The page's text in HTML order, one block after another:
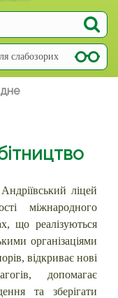
слабозорих
ліцей
міжнародного
що реалізуються
організаціями
відкриває нові
допомагає
та зберігати